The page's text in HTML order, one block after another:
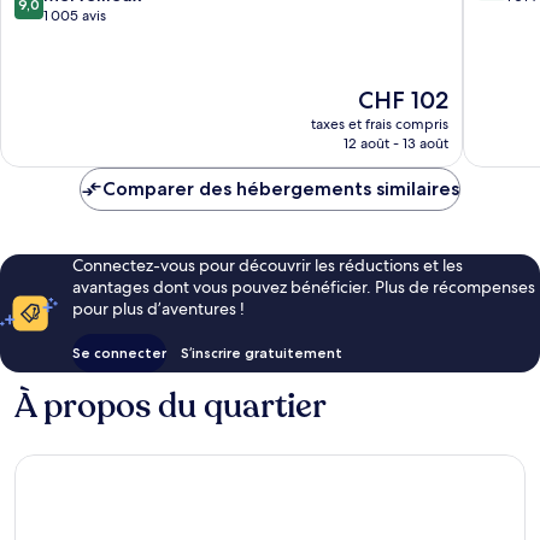
sur
9,0
1 005 avis
Le
nouveau
prix
de
CHF 102
taxes et frais compris
12 août - 13 août
Comparer des hébergements similaires
Connectez-vous pour découvrir les réductions et les
avantages dont vous pouvez bénéficier. Plus de récompenses
pour plus d’aventures !
Se connecter S’inscrire gratuitement
À propos du quartier